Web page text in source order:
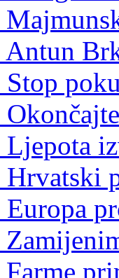
Antun
Ljepota